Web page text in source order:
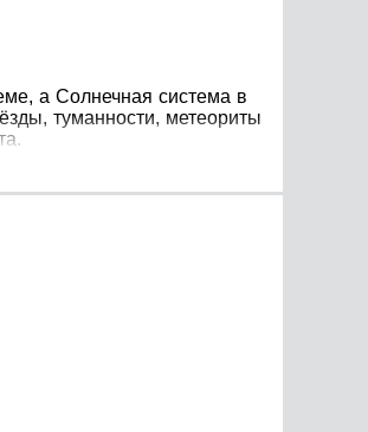
а Солнечная система в
туманности, метеориты